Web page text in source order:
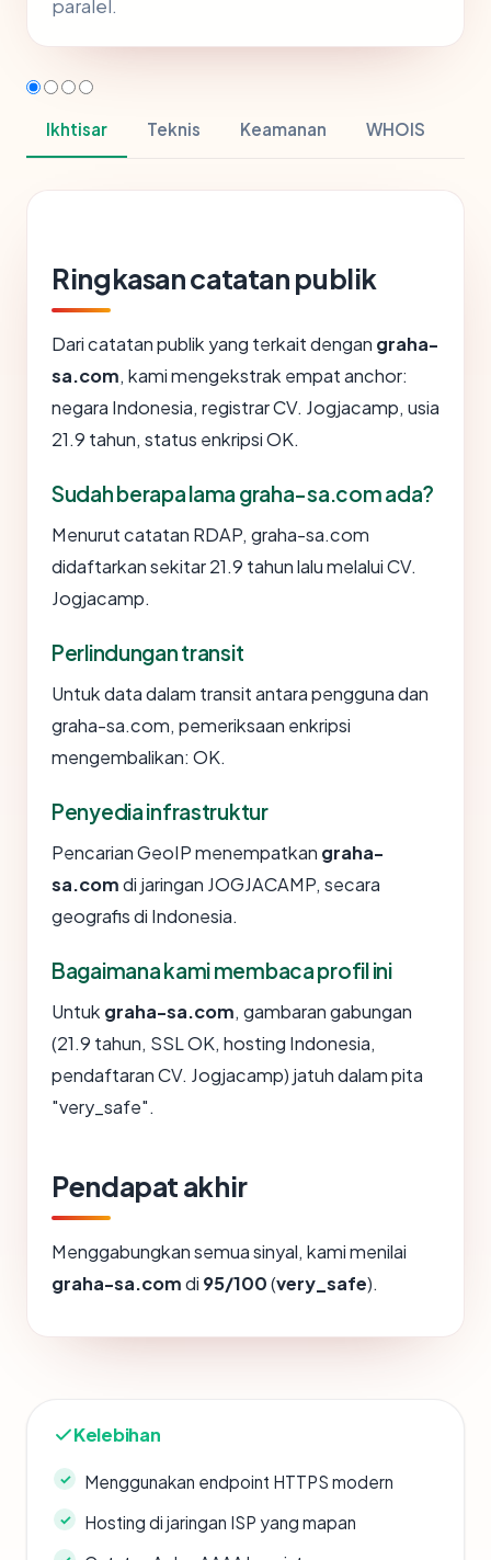
paralel.
Ikhtisar Teknis Keamanan WHOIS
Ringkasan catatan publik
Dari catatan publik yang terkait dengan graha-
sa.com, kami mengekstrak empat anchor:
negara Indonesia, registrar CV. Jogjacamp, usia
21.9 tahun, status enkripsi OK.
Sudah berapa lama graha-sa.com ada?
Menurut catatan RDAP, graha-sa.com
didaftarkan sekitar 21.9 tahun lalu melalui CV.
Jogjacamp.
Perlindungan transit
Untuk data dalam transit antara pengguna dan
graha-sa.com, pemeriksaan enkripsi
mengembalikan: OK.
Penyedia infrastruktur
Pencarian GeoIP menempatkan graha-
sa.comdi jaringan JOGJACAMP, secara
geografis di Indonesia.
Bagaimana kami membaca profil ini
Untuk graha-sa.com, gambaran gabungan
(21.9 tahun, SSL OK, hosting Indonesia,
pendaftaran CV. Jogjacamp) jatuh dalam pita
"very_safe".
Pendapat akhir
Menggabungkan semua sinyal, kami menilai
graha-sa.comdi 95/100(very_safe).
Kelebihan
Menggunakan endpoint HTTPS modern
Hosting di jaringan ISP yang mapan